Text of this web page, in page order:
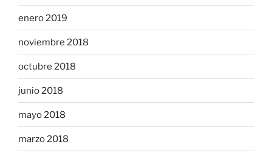
enero 2019
noviembre 2018
octubre 2018
junio 2018
mayo 2018
marzo 2018